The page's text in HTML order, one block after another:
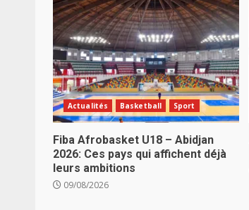
Actualités Basketball Sport
Fiba Afrobasket U18 – Abidjan
2026: Ces pays qui affichent déjà
leurs ambitions
09/08/2026